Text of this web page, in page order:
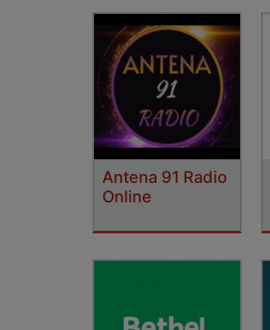
Antena 91 Radio
Online